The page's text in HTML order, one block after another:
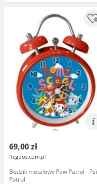
69,00 zł
Regdos.com.pl
Budzik metalowy Paw Patrol - Psi
Patrol